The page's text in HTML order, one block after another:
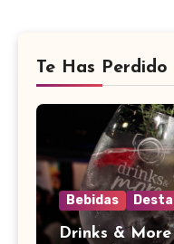
Te Has Perdido
Bebidas
Drinks &